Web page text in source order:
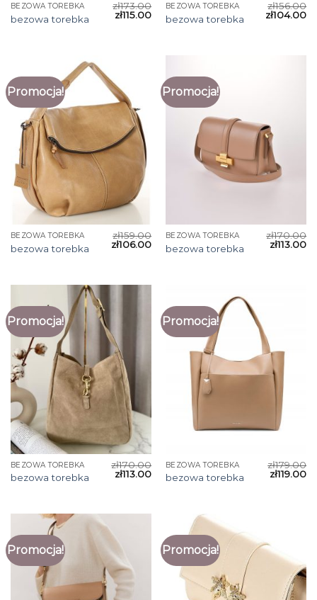
BEZOWA TOREBKA
bezowa torebka
zł173.00
zł115.00
BEZOWA TOREBKA
bezowa torebka
zł156.00
zł104.00
Promocja!
BEZOWA TOREBKA
bezowa torebka
zł159.00
zł106.00
Promocja!
BEZOWA TOREBKA
bezowa torebka
zł170.00
zł113.00
Promocja!
BEZOWA TOREBKA
bezowa torebka
zł170.00
zł113.00
Promocja!
BEZOWA TOREBKA
bezowa torebka
zł179.00
zł119.00
Promocja! Promocja!